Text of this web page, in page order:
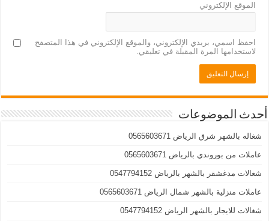
الموقع الإلكتروني
احفظ اسمي، بريدي الإلكتروني، والموقع الإلكتروني في هذا المتصفح
لاستخدامها المرة المقبلة في تعليقي.
أحدث الموضوعات
شغاله بالشهر شرق الرياض 0565603671
عاملات من بوروندي بالرياض 0565603671
شغالات مدغشقر بالشهر بالرياض 0547794152
عاملات منزلية بالشهر شمال الرياض 0565603671
شغالات للايجار بالشهر الرياض 0547794152